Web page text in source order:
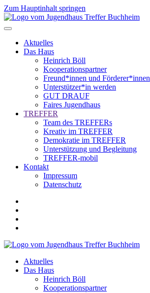
Zum Hauptinhalt springen
Aktuelles
Das Haus
Heinrich Böll
Kooperationspartner
Freund*innen und Förderer*innen
Unterstützer*in werden
GUT DRAUF
Faires Jugendhaus
TREFFER
Team des TREFFERs
Kreativ im TREFFER
Demokratie im TREFFER
Unterstützung und Begleitung
TREFFER-mobil
Kontakt
Impressum
Datenschutz
Aktuelles
Das Haus
Heinrich Böll
Kooperationspartner